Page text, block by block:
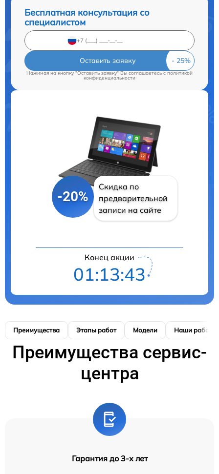
Бесплатная консультация со
специалистом
Оставить заявку
Нажимая на кнопку "Оставить заявку" Вы соглашаетесь cполитикой
конфиденциальности
-20%
Скидка по
предварительной
записи на сайте
Конец акции
01:13:42
Преимущества Этапы работ Модели Наши работы
Преимущества сервис-
центра
Гарантия до 3-х лет